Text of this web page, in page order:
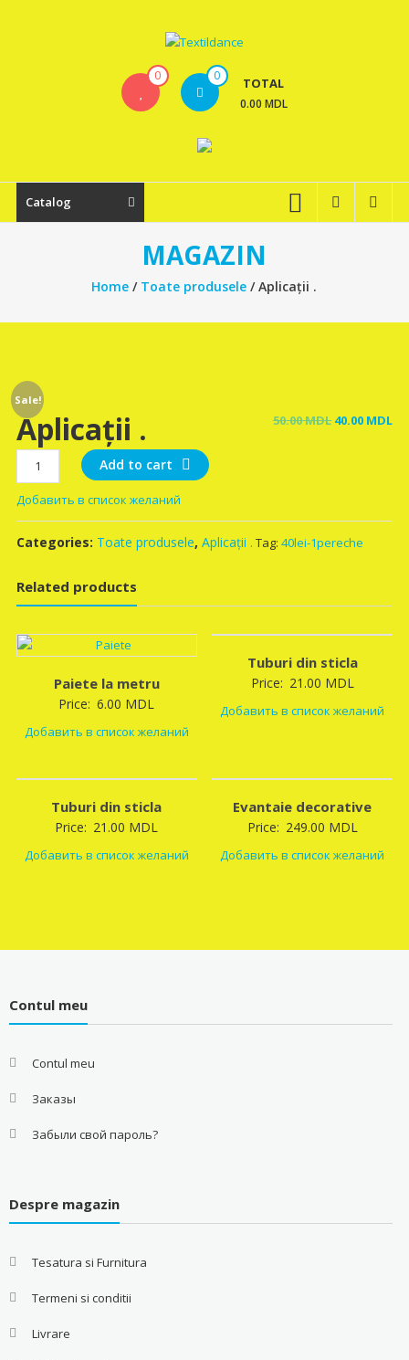
Textildance.md
0 0 TOTAL
0.00 MDL
Catalog
MAGAZIN
Home / Toate produsele / Aplicații .
Sale!
Aplicații . 50.00MDL Original
40.00 MDL
Aplicații
.
quantity
Add to cart
Добавить в список желаний
Categories: Toate produsele, Aplicații . Tag: 40lei-1pereche
Related products
Paiete la metru
Price: 6.00 MDL
Добавить в список желаний
Tuburi din sticla
Price: 21.00 MDL
Добавить в список желаний
Tuburi din sticla
Price: 21.00 MDL
Добавить в список желаний
Evantaie decorative
Price: 249.00 MDL
Добавить в список желаний
Contul meu
Contul meu
Заказы
Забыли свой пароль?
Despre magazin
Tesatura si Furnitura
Termeni si conditii
Livrare